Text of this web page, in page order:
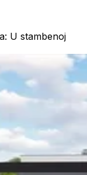
U stambenoj